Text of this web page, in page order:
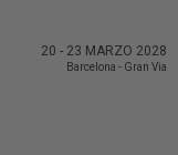
20 - 23 MARZO 2028
Barcelona - Gran Via